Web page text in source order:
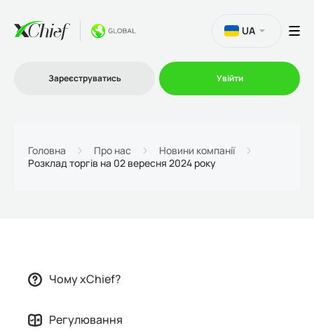
Партнерська програма
UA
Зареєструватись Увійти
Головна Про нас
Новини компанії
Розклад торгів на 02 вересня 2024 року
Чому xChief?
Регулювання